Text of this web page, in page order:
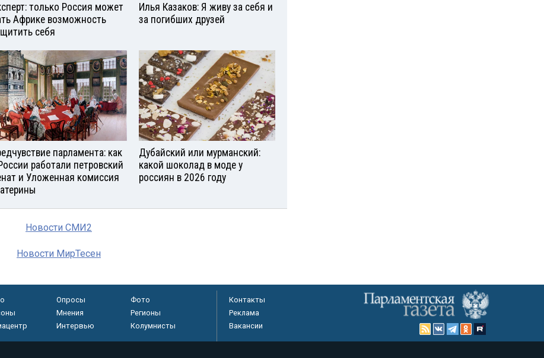
только Россия может
Африке возможность
себя
Илья Казаков: Я живу за себя и
за погибших друзей
парламента: как
работали петровский
и Уложенная комиссия
Дубайский или мурманский:
какой шоколад в моде у
россиян в 2026 году
Новости СМИ2
Новости МирТесен
Опросы
Фото
Мнения
Регионы
Интервью Колумнисты
Контакты
Реклама
Вакансии